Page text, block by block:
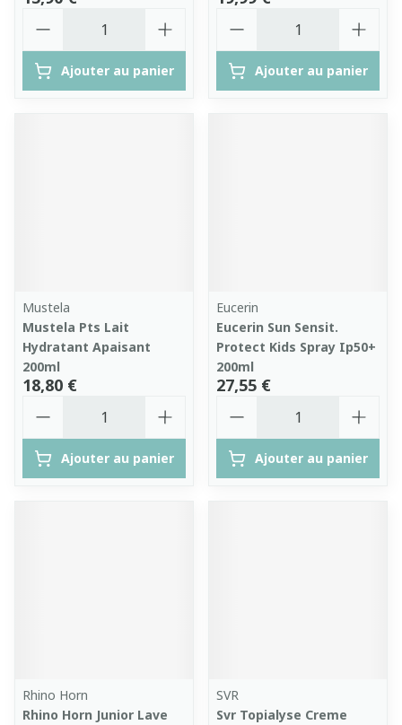
Ajouter au panier Ajouter au panier
Mustela
Mustela Pts Lait
Hydratant Apaisant
200ml
18,80 €
Ajouter au panier
Eucerin
Eucerin Sun Sensit.
Protect Kids Spray Ip50+
200ml
27,55 €
Ajouter au panier
Rhino Horn
Rhino Horn Junior Lave
SVR
Svr Topialyse Creme